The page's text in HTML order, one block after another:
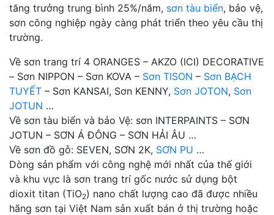
tăng trưởng trung bình 25%/năm, sơn tàu biển, bảo vệ,
sơn công nghiệp ngày càng phát triển theo yêu cầu thị
trường.
Về sơn trang trí 4 ORANGES – AKZO (ICI) DECORATIVE
– Sơn NIPPON – Sơn KOVA – Sơn TISON – Sơn BẠCH
TUYẾT – Sơn KANSAI, Sơn KENNY, Sơn JOTON, Sơn
JOTUN …
Về sơn tàu biển và bảo Vệ: sơn INTERPAINTS – SƠN
JOTUN – SƠN Á ĐÔNG – SƠN HẢI ÂU …
Về sơn đồ gỗ: SEVEN, SƠN 2K, SƠN PU …
Dòng sản phẩm với công nghệ mới nhất của thế giới
và khu vực là sơn trang trí gốc nước sử dụng bột
dioxit titan (TiO2) nano chất lượng cao đã được nhiều
hãng sơn tại Việt Nam sản xuất bán ở thị trường hoặc